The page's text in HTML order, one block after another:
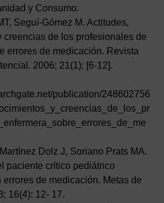
y Consumo.
Seguí-Gómez M. Actitudes,
creencias de los profesionales de
errores de medicación. Revista
2006; 21(1): [6-12].
publication/248602756
Dolz J, Soriano Prats MA.
paciente crítico pediátrico
de medicación. Metas de
16(4): 12- 17.